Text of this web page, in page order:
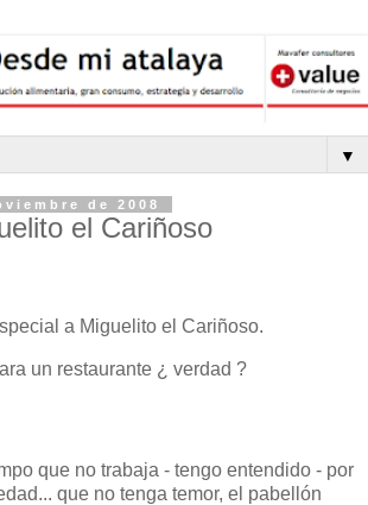
▼
de 2008
el Cariñoso
a Miguelito el Cariñoso.
un restaurante ¿ verdad ?
que no trabaja - tengo entendido - por
que no tenga temor, el pabellón